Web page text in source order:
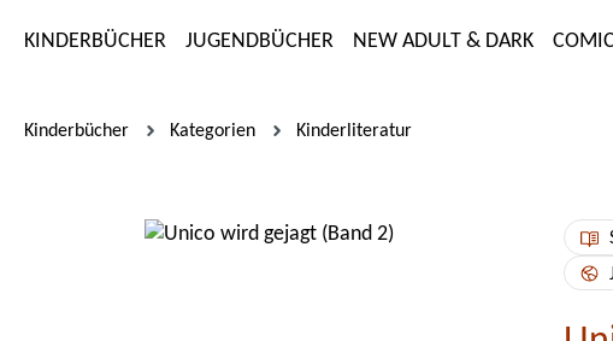
KINDERBÜCHER JUGENDBÜCHER NEW ADULT & DARK
Kinderbücher Kategorien Kinderliteratur
Bildergalerie überspringen